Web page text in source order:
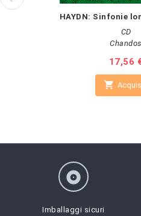
HAYDN: Sinfonie
CD
Chandos
Prezzo
17,56

album
Imballaggi sicuri